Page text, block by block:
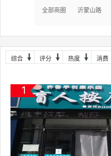
全部商圈 沂蒙山路
综合 评分 热度 消费
1